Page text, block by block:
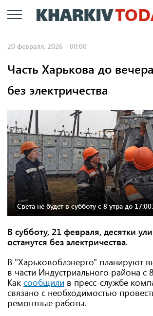
Перейти
к
20 февраля, 2026 - 00:00
Часть Харькова до
без электричества
Света не будет в субботу с 8 утра до 17:00.
В субботу, 21 февраля, десятки
останутся без электричества.
В "Харьковоблэнерго" планируют
в части Индустриального района с
Как сообщили в пресс-службе
связано с необходимостью
ремонтные работы.